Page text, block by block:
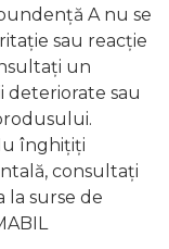
A nu se
sau reacție
un
deteriorate sau
înghițiți
consultați
la surse de